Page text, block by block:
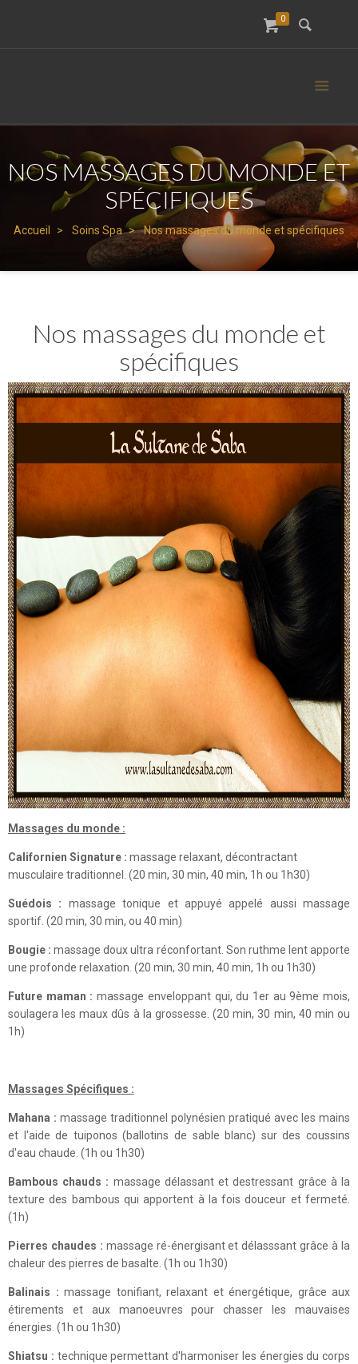
0
NOS MASSAGES DU MONDE ET
SPÉCIFIQUES
Accueil Soins Spa Nos massages du monde et spécifiques
Nos massages du monde et
spécifiques
Massages du monde :
Californien Signature : massage relaxant, décontractant
musculaire traditionnel. (20 min, 30 min, 40 min, 1h ou 1h30)
Suédois : massage tonique et appuyé appelé aussi massage
sportif. (20 min, 30 min, ou 40 min)
Bougie :massage doux ultra réconfortant. Son ruthme lent apporte
une profonde relaxation. (20 min, 30 min, 40 min, 1h ou 1h30)
Future maman :massage enveloppant qui, du 1er au 9ème mois,
soulagera les maux dûs à la grossesse. (20 min, 30 min, 40 min ou
1h)
Massages Spécifiques :
Mahana : massage traditionnel polynésien pratiqué avec les mains
et l'aide de tuiponos (ballotins de sable blanc) sur des coussins
d'eau chaude. (1h ou 1h30)
Bambous chauds : massage délassant et destressant grâce à la
texture des bambous qui apportent à la fois douceur et fermeté.
(1h)
Pierres chaudes : massage ré-énergisant et délasssant grâce à la
chaleur des pierres de basalte. (1h ou 1h30)
Balinais : massage tonifiant, relaxant et énergétique, grâce aux
étirements et aux manoeuvres pour chasser les mauvaises
énergies. (1h ou 1h30)
Shiatsu : technique permettant d'harmoniser les énergies du corps